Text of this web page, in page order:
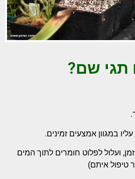
תגי שם?
במגוון אמצעים זמינים.
ועלול לפלוט חומרים לתוך המים
טיפול איתם)